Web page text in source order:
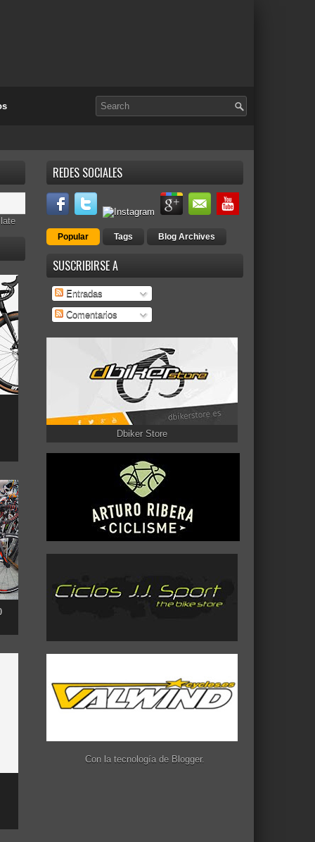
REDES SOCIALES
Popular Tags Blog Archives
SUSCRIBIRSE A
Entradas
Comentarios
Dbiker Store
Con la tecnología de Blogger.